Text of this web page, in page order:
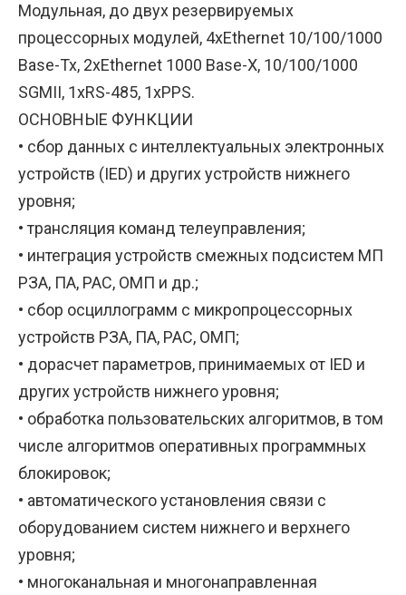
Модульная, до двух резервируемых
процессорных модулей, 4xEthernet 10/100/1000
Base-Tx, 2xEthernet 1000 Base-X, 10/100/1000
SGMII, 1хRS-485, 1xPPS.
ОСНОВНЫЕ ФУНКЦИИ
• сбор данных с интеллектуальных электронных
устройств (IED) и других устройств нижнего
уровня;
• трансляция команд телеуправления;
• интеграция устройств смежных подсистем МП
РЗА, ПА, РАС, ОМП и др.;
• сбор осциллограмм с микропроцессорных
устройств РЗА, ПА, РАС, ОМП;
• дорасчет параметров, принимаемых от IED и
других устройств нижнего уровня;
• обработка пользовательских алгоритмов, в том
числе алгоритмов оперативных программных
блокировок;
• автоматического установления связи с
оборудованием систем нижнего и верхнего
уровня;
• многоканальная и многонаправленная